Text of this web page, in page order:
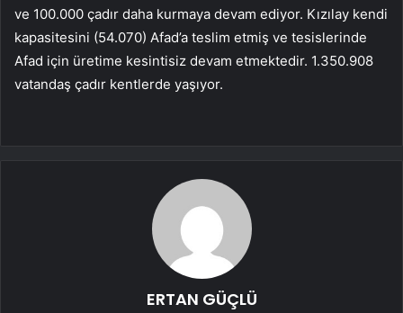
ve 100.000 çadır daha kurmaya devam ediyor. Kızılay kendi
kapasitesini (54.070) Afad’a teslim etmiş ve tesislerinde
Afad için üretime kesintisiz devam etmektedir. 1.350.908
vatandaş çadır kentlerde yaşıyor.
ERTAN GÜÇLÜ